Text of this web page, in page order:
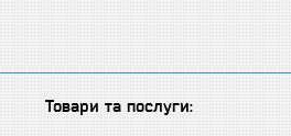
Товари та послуги: